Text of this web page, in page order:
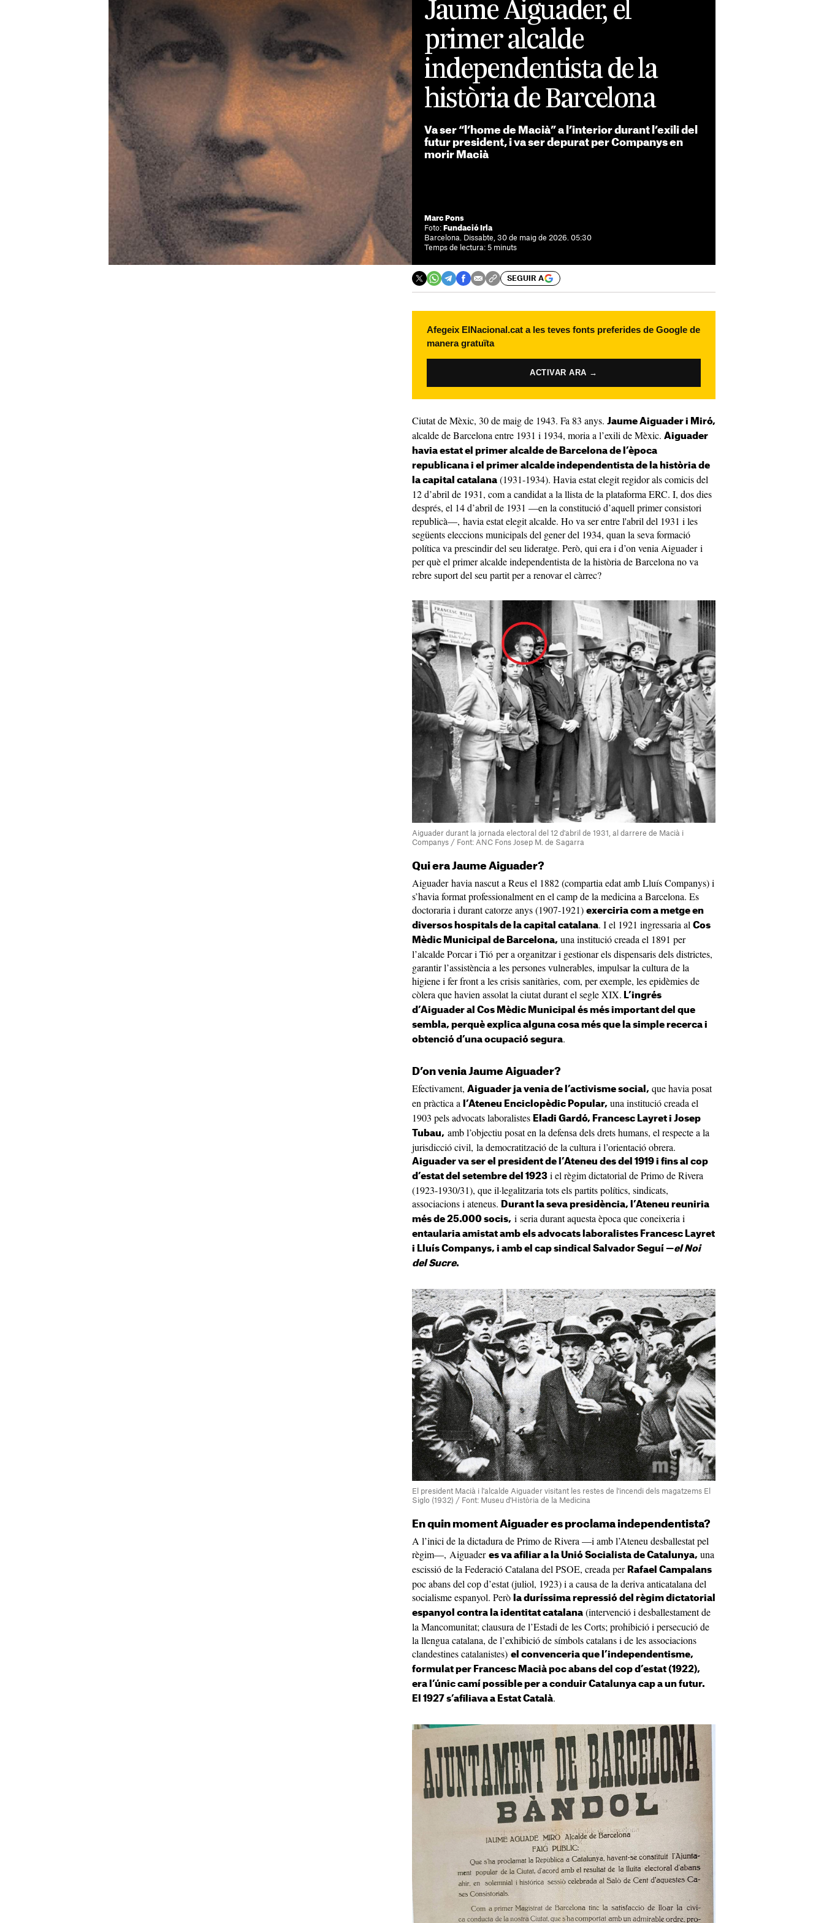
Jaume Aiguader, el
primer alcalde
independentista de la
història de Barcelona
Va ser “l’home de Macià” a l’interior durant l’exili del
futur president, i va ser depurat per Companys en
morir Macià
Marc Pons
Foto: Fundació Irla
Barcelona. Dissabte, 30 de maig de 2026. 05:30
Temps de lectura: 5 minuts
SEGUIR A
Afegeix ElNacional.cat a les teves fonts preferides de Google de
manera gratuïta
ACTIVAR ARA →
Ciutat de Mèxic, 30 de maig de 1943. Fa 83 anys. Jaume Aiguader i Miró,
alcalde de Barcelona entre 1931 i 1934, moria a l’exili de Mèxic. Aiguader
havia estat el primer alcalde de Barcelona de l’època
republicana i el primer alcalde independentista de la història de
la capital catalana (1931-1934). Havia estat elegit regidor als comicis del
12 d’abril de 1931, com a candidat a la llista de la plataforma ERC. I, dos dies
després, el 14 d’abril de 1931 —en la constitució d’aquell primer consistori
republicà—, havia estat elegit alcalde. Ho va ser entre l'abril del 1931 i les
següents eleccions municipals del gener del 1934, quan la seva formació
política va prescindir del seu lideratge. Però, qui era i d’on venia Aiguader i
per què el primer alcalde independentista de la història de Barcelona no va
rebre suport del seu partit per a renovar el càrrec?
Aiguader durant la jornada electoral del 12 d'abril de 1931, al darrere de Macià i
Companys / Font: ANC Fons Josep M. de Sagarra
Qui era Jaume Aiguader?
Aiguader havia nascut a Reus el 1882 (compartia edat amb Lluís Companys) i
s’havia format professionalment en el camp de la medicina a Barcelona. Es
doctoraria i durant catorze anys (1907-1921) exerciria com a metge en
diversos hospitals de la capital catalana. I el 1921 ingressaria al Cos
Mèdic Municipal de Barcelona, una institució creada el 1891 per
l’alcalde Porcar i Tió per a organitzar i gestionar els dispensaris dels districtes,
garantir l’assistència a les persones vulnerables, impulsar la cultura de la
higiene i fer front a les crisis sanitàries, com, per exemple, les epidèmies de
còlera que havien assolat la ciutat durant el segle XIX. L’ingrés
d’Aiguader al Cos Mèdic Municipal és més important del que
sembla, perquè explica alguna cosa més que la simple recerca i
obtenció d’una ocupació segura.
D’on venia Jaume Aiguader?
Efectivament, Aiguader ja venia de l’activisme social, que havia posat
en pràctica a
l’Ateneu Enciclopèdic Popular, una institució creada el
1903 pels advocats laboralistes Eladi Gardó, Francesc Layret i Josep
Tubau, amb l’objectiu posat en la defensa dels drets humans, el respecte a la
jurisdicció civil, la democratització de la cultura i l’orientació obrera.
Aiguader va ser el president de l’Ateneu des del 1919 i fins al cop
d’estat del setembre del 1923 i el règim dictatorial de Primo de Rivera
(1923-1930/31), que il·legalitzaria tots els partits polítics, sindicats,
associacions i ateneus. Durant la seva presidència, l’Ateneu reuniria
més de 25.000 socis, i seria durant aquesta època que coneixeria i
entaularia amistat amb els advocats laboralistes Francesc Layret
i Lluís Companys, i amb el cap sindical Salvador Seguí —el Noi
del Sucre.
El president Macià i l'alcalde Aiguader visitant les restes de l'incendi dels magatzems El
Siglo (1932) / Font: Museu d'Història de la Medicina
En quin moment Aiguader es proclama independentista?
A l’inici de la dictadura de Primo de Rivera —i amb l’Ateneu desballestat pel
règim—, Aiguader es va afiliar a la Unió Socialista de Catalunya, una
escissió de la Federació Catalana del PSOE, creada per Rafael Campalans
poc abans del cop d’estat (juliol, 1923) i a causa de la deriva anticatalana del
socialisme espanyol. Però la duríssima repressió del règim dictatorial
espanyol contra la identitat catalana (intervenció i desballestament de
la Mancomunitat; clausura de l’Estadi de les Corts; prohibició i persecució de
la llengua catalana, de l’exhibició de símbols catalans i de les associacions
clandestines catalanistes) el convenceria que l’independentisme,
formulat per Francesc Macià poc abans del cop d’estat (1922),
era l’únic camí possible per a conduir Catalunya cap a un futur.
El 1927 s’afiliava a Estat Català.